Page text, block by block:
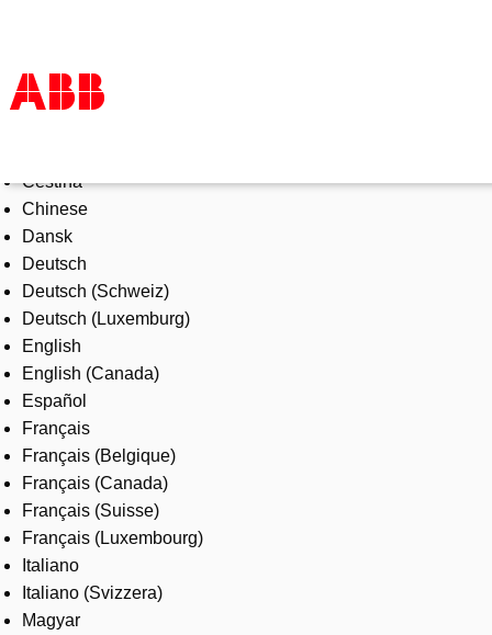
Products & Solutions
Industries
Services
About us
Where to buy
Contact us
Careers
Čeština
Chinese
Dansk
Deutsch
Deutsch (Schweiz)
Deutsch (Luxemburg)
English
English (Canada)
Español
Français
Français (Belgique)
Français (Canada)
Français (Suisse)
Français (Luxembourg)
Italiano
Italiano (Svizzera)
Magyar